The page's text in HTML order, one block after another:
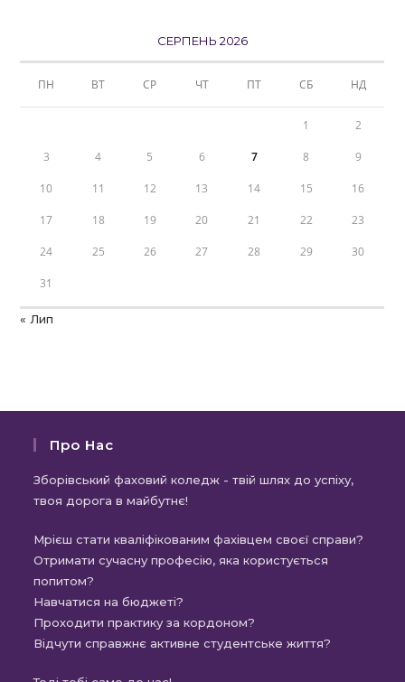
СЕРПЕНЬ 2026
ПН ВТ СР ЧТ ПТ СБ НД
1 2
3 4 5 6 7 8 9
10 11 12 13 14 15 16
17 18 19 20 21 22 23
24 25 26 27 28 29 30
31
« Лип
Про Нас
Зборівський фаховий коледж - твій шлях до успіху,
твоя дорога в майбутнє!
Мрієш стати кваліфікованим фахівцем своєї справи?
Отримати сучасну професію, яка користується
попитом?
Навчатися на бюджеті?
Проходити практику за кордоном?
Відчути справжнє активне студентське життя?